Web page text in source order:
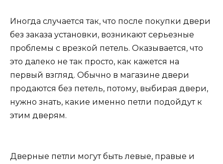
Иногда случается так, что после покупки двери
без заказа установки, возникают серьезные
проблемы с врезкой петель. Оказывается, что
это далеко не так просто, как кажется на
первый взгляд. Обычно в магазине двери
продаются без петель, потому, выбирая двери,
нужно знать, какие именно петли подойдут к
этим дверям.
Дверные петли могут быть левые, правые и